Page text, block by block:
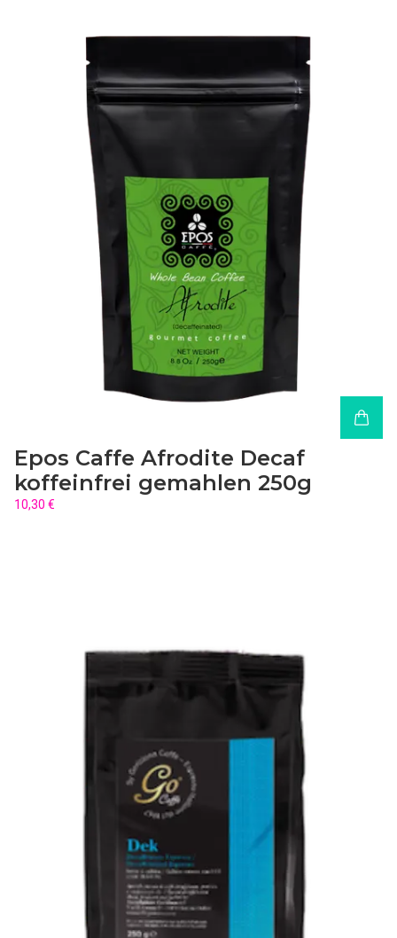
Epos Caffe Afrodite Decaf
koffeinfrei gemahlen 250g
10,30 €